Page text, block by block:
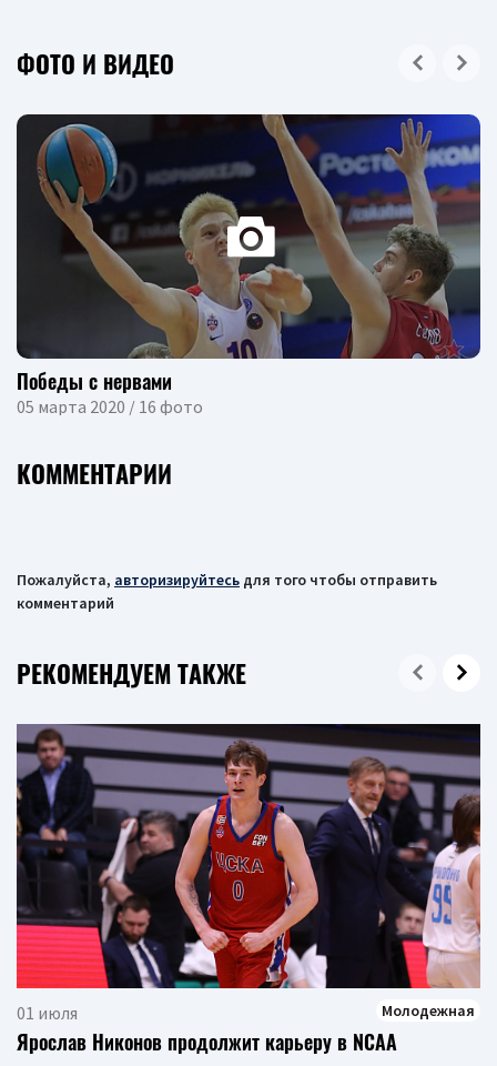
ФОТО И ВИДЕО
Победы с нервами
05 марта 2020 / 16 фото
КОММЕНТАРИИ
Пожалуйста, авторизируйтесь для того чтобы отправить
комментарий
РЕКОМЕНДУЕМ ТАКЖЕ
01 июля Молодежная
Ярослав Никонов продолжит карьеру в NCAA